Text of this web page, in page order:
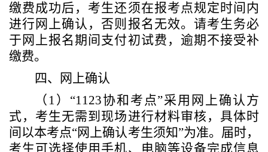
缴费成功后， 考生还须在报考点规定时间内
进行网上确认，否则报名无效。 请考生务必
于网上报名期间支付初试费，逾期不接受补
缴费。
四、网上确认
（ 1）“1123协和考点”采用网上确认方
式，考生无需到现场进行材料审核 ， 具体时
间以本考点“网上确认考生须知”为准。届时，
考生可选择使用手机、电脑等设备完成信息